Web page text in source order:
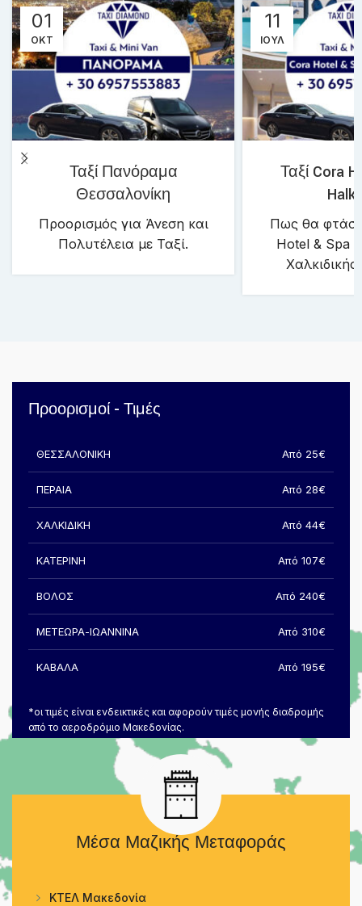
01
ΟΚΤ
Ταξί Πανόραμα
Θεσσαλονίκη
Προορισμός για Άνεση και
Πολυτέλεια με Ταξί.
11
ΙΟΎΛ
Ταξί Cora
Πως θα
Hotel & Spa
Χαλκιδικής
Προορισμοί - Τιμές
ΘΕΣΣΑΛΟΝΙΚΗ Από 25€
ΠΕΡΑΙΑ Από 28€
ΧΑΛΚΙΔΙΚΗ Από 44€
ΚΑΤΕΡΙΝΗ Από 107€
ΒΟΛΟΣ Από 240€
ΜΕΤΕΩΡΑ-ΙΩΑΝΝΙΝΑ Από 310€
ΚΑΒΑΛΑ Από 195€
*οι τιμές είναι ενδεικτικές και αφορούν τιμές μονής διαδρομής
από το αεροδρόμιο Μακεδονίας.
Μέσα Μαζικής Μεταφοράς
ΚΤΕΛ Μακεδονία